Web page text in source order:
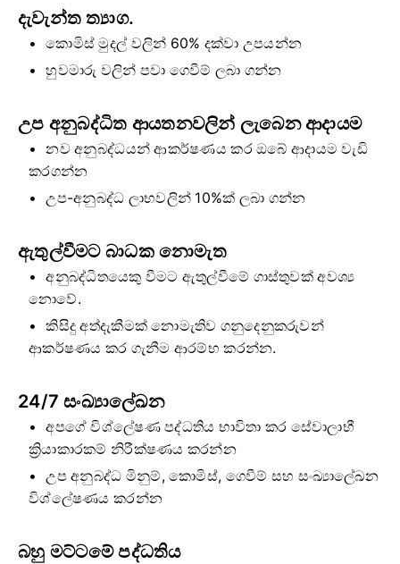
දැවැන්ත ත්‍යාග.
කොමිස් මුදල් වලින් 60% දක්වා උපයන්න
හුවමාරු වලින් පවා ගෙවීම් ලබා ගන්න
උප අනුබද්ධිත ආයතනවලින් ලැබෙන ආදායම
නව අනුබද්ධයන් ආකර්ෂණය කර ඔබේ ආදායම වැඩි
කරගන්න
උප-අනුබද්ධ ලාභවලින් 10%ක් ලබා ගන්න
ඇතුල්වීමට බාධක නොමැත
අනුබද්ධිතයෙකු වීමට ඇතුල්වීමේ ගාස්තුවක් අවශ්‍ය
නොවේ.
කිසිදු අත්දැකීමක් නොමැතිව ගනුදෙනුකරුවන්
ආකර්ෂණය කර ගැනීම ආරම්භ කරන්න.
24/7 සංඛ්‍යාලේඛන
අපගේ විශ්ලේෂණ පද්ධතිය භාවිතා කර සේවාලාභී
ක්‍රියාකාරකම් නිරීක්ෂණය කරන්න
උප අනුබද්ධ මිනුම්, කොමිස්, ගෙවීම් සහ සංඛ්‍යාලේඛන
විශ්ලේෂණය කරන්න
බහු මට්ටමේ පද්ධතිය